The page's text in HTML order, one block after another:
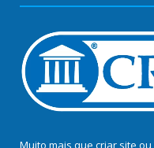
Muito mais que criar site ou